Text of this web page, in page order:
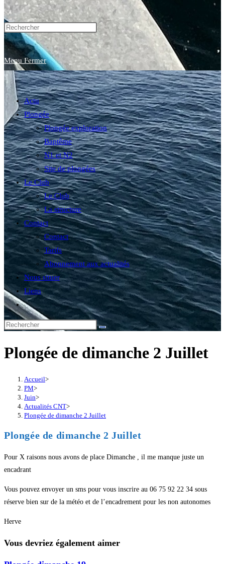
website
search
Menu Fermer
Actu
Plongée
Plongée exploration
Baptême
N1 et N2
Site de plongées
Le Club
Le Club
La structure
Contact
Contact
Tarifs
Abonnement aux actualités
Nous situer
Liens
Toggle
website
search
Plongée de dimanche 2 Juillet
Accueil>
PM>
Juin>
Actualités CNT>
Plongée de dimanche 2 Juillet
Plongée de dimanche 2 Juillet
Pour X raisons nous avons de place Dimanche , il me manque juste un
encadrant
Vous pouvez envoyer un sms pour vous inscrire au 06 75 92 22 34 sous
réserve bien sur de la météo et de l’encadrement pour les non autonomes
Herve
Vous devriez également aimer